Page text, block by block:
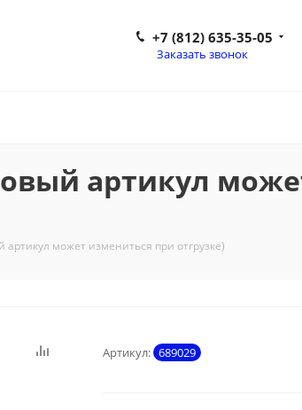
+7 (812) 635-35-05
Заказать звонок
артикул
артикул может измениться при отгрузке)
Артикул: 689029